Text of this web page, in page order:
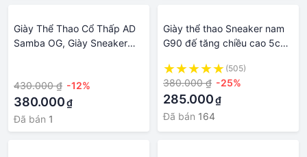
Giày Thể Thao Cổ Thấp AD
Samba OG, Giày Sneaker
celeb
430.000 ₫ -12%
380.000₫
Đã bán 1
Giày thể thao Sneaker nam
G90 đế tăng chiều cao 5cm
đẹp phong cách Hàn Quốc
giá rẻ A1
(505)
380.000 ₫ -25%
285.000₫
Đã bán 164